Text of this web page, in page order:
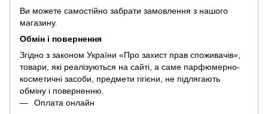
Ви можете самостійно забрати замовлення з нашого
магазину.
Обмін і повернення
Згідно з законом України «Про захист прав споживачів»,
товари, які реалізуються на сайті, а саме парфюмерно-
косметичні засоби, предмети гігієни, не підлягають
обміну і поверненню.
Оплата онлайн